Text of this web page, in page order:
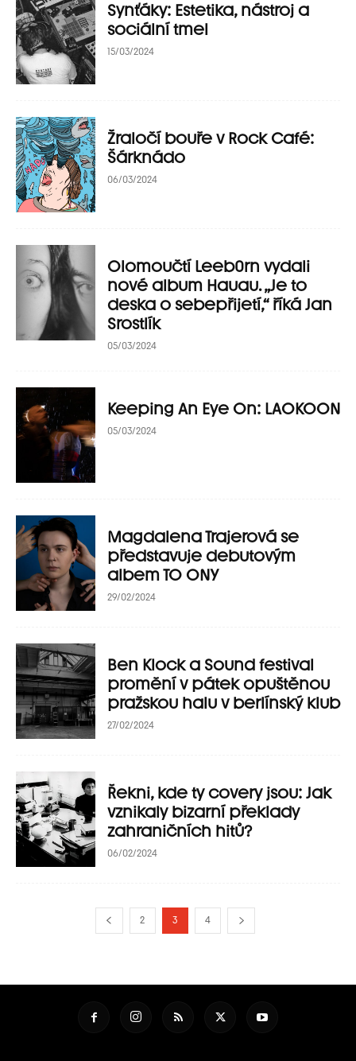
Synťáky: Estetika, nástroj a
sociální tmel
15/03/2024
Žraločí bouře v Rock Café:
Šárknádo
06/03/2024
Olomoučtí Leeb0rn vydali
nové album Hauau. „Je to
deska o sebepřijetí,“ říká Jan
Srostlík
05/03/2024
Keeping An Eye On: LAOKOON
05/03/2024
Magdalena Trajerová se
představuje debutovým
albem TO ONY
29/02/2024
Ben Klock a Sound festival
promění v pátek opuštěnou
pražskou halu v berlínský klub
27/02/2024
Řekni, kde ty covery jsou: Jak
vznikaly bizarní překlady
zahraničních hitů?
06/02/2024
2 3 4